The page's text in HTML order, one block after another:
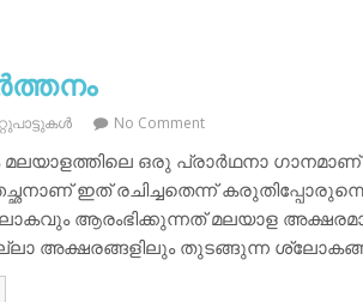
No Comment
മലയാളത്തിലെ ഒരു പ്രാര്‍ഥനാ ഗാനമാണ്
ഇത് രചിച്ചതെന്ന്
ആരംഭിക്കുന്നത് മലയാള
അക്ഷരങ്ങളിലും തുടങ്ങുന്ന